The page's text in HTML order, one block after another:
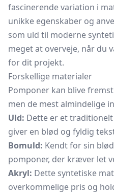
fascinerende variation i
unikke egenskaber og
som uld til moderne
meget at overveje, når du
for dit projekt.
Forskellige materialer
Pomponer kan blive
men de mest almindelige
Uld: Dette er et
giver en blød og fyldig
Bomuld: Kendt for sin
pomponer, der kræver let
Akryl: Dette syntetiske
overkommelige pris og